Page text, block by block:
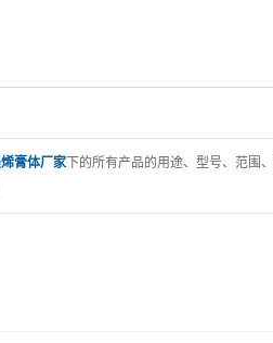
膏体厂家 下的所有产品的用途、型号、范围